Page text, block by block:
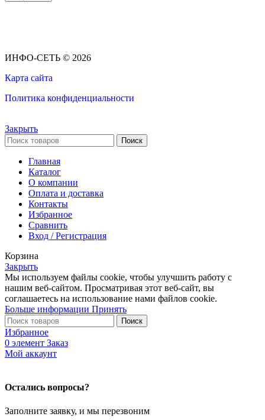
ИНФО-СЕТЬ © 2026
Карта сайта
Политика конфиденциальности
Закрыть
Поиск
Главная
Каталог
О компании
Оплата и доставка
Контакты
Избранное
Сравнить
Вход / Регистрация
Корзина
Закрыть
Мы используем файлы cookie, чтобы улучшить работу с
нашим веб-сайтом. Просматривая этот веб-сайт, вы
соглашаетесь на использование нами файлов cookie.
Больше информации Принять
Поиск
Избранное
0 элемент Заказ
Мой аккаунт
Остались вопросы?
Заполните заявку, и мы перезвоним